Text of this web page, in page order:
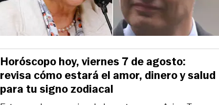
Horóscopo hoy, viernes 7 de agosto:
revisa cómo estará el amor, dinero y salud
para tu signo zodiacal